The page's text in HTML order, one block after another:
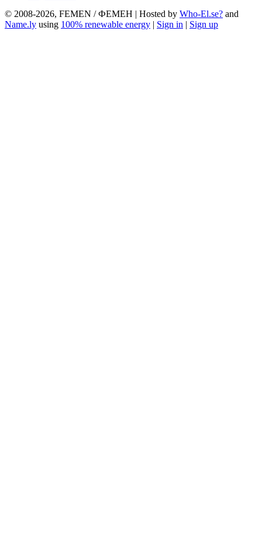
© 2008-2026, FEMEN / ФЕМЕН | Hosted by Who-El.se? and
Name.ly using 100% renewable energy | Sign in | Sign up